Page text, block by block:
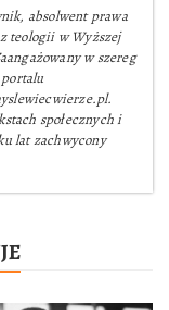
absolwent prawa
teologii w Wyższej
w szereg
społecznych i
lat zachwycony